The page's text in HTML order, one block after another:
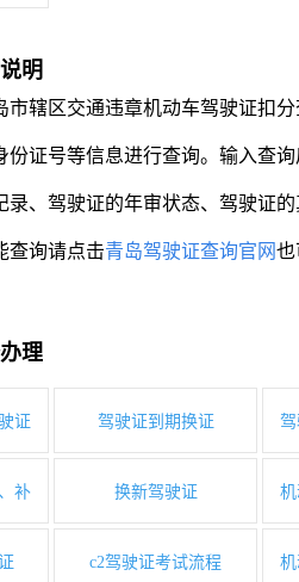
明
市辖区交通违章机动车驾驶证扣
份证号等信息进行查询。输入查
录、驾驶证的年审状态、驾驶证
查询请点击青岛驾驶证查询官网也
理
证 驾驶证到期换证
补 换新驾驶证
c2驾驶证考试流程